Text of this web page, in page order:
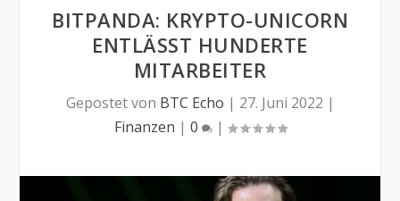
BITPANDA: KRYPTO-UNICORN
ENTLÄSST HUNDERTE
MITARBEITER
Gepostet von BTC Echo | 27. Juni 2022 |
Finanzen | 0 |